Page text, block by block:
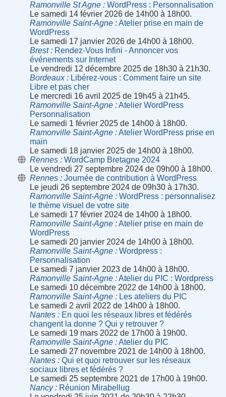
Ramonville St Agne
WordPress : Personnalisation
Le samedi 14 février 2026 de 14h00 à 18h00.
Ramonville Saint-Agne
Atelier prise en main de
WordPress
Le samedi 17 janvier 2026 de 14h00 à 18h00.
Brest
Rendez-Vous Infini - Annoncer vos
événements sur Internet
Le vendredi 12 décembre 2025 de 18h30 à 21h30.
Bordeaux
Libérez-vous : Comment faire un site
Libre et pas cher
Le mercredi 16 avril 2025 de 19h45 à 21h45.
Ramonville Saint-Agne
Atelier WordPress
Personnalisation
Le samedi 1 février 2025 de 14h00 à 18h00.
Ramonville Saint-Agne
Atelier WordPress prise en
main
Le samedi 18 janvier 2025 de 14h00 à 18h00.
Rennes
WordCamp Bretagne 2024
Le vendredi 27 septembre 2024 de 09h00 à 18h00.
Rennes
Journée de contribution à WordPress
Le jeudi 26 septembre 2024 de 09h30 à 17h30.
Ramonville Saint-Agne
WordPress : personnalisez
le thème visuel de votre site
Le samedi 17 février 2024 de 14h00 à 18h00.
Ramonville Saint-Agne
Atelier prise en main de
WordPress
Le samedi 20 janvier 2024 de 14h00 à 18h00.
Ramonville Saint-Agne
Wordpress :
Personnalisation
Le samedi 7 janvier 2023 de 14h00 à 18h00.
Ramonville Saint-Agne
Atelier du PIC : Wordpress
Le samedi 10 décembre 2022 de 14h00 à 18h00.
Ramonville Saint-Agne
Les ateliers du PIC
Le samedi 2 avril 2022 de 14h00 à 18h00.
Nantes
En quoi les réseaux libres et fédérés
changent la donne ? Qui y retrouver ?
Le samedi 19 mars 2022 de 17h00 à 19h00.
Ramonville Saint-Agne
Atelier du PIC
Le samedi 27 novembre 2021 de 14h00 à 18h00.
Nantes
Qui et quoi retrouver sur les réseaux
sociaux libres et fédérés ?
Le samedi 25 septembre 2021 de 17h00 à 19h00.
Nancy
Réunion Mirabellug